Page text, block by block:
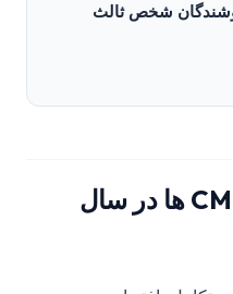
شخص ثالث
چه چیز جدیدی برای CMP ها در سال